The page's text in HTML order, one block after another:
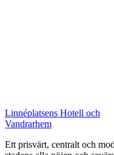
Skip
to
Linnéplatsens Hotell och
Vandrarhem
Ett prisvärt, centralt och